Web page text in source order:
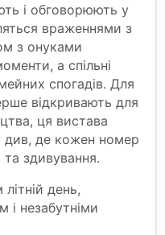
і обговорюють у
враженнями з
з онуками
а спільні
спогадів. Для
відкривають для
ця вистава
де кожен номер
здивування.
день,
і незабутніми